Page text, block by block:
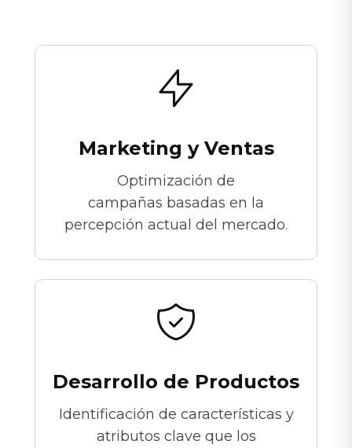
Marketing y Ventas
Optimización de
campañas basadas en la
percepción actual del mercado.
Desarrollo de Productos
Identificación de características y
atributos clave que los